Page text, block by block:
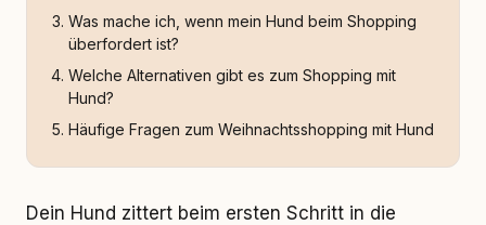
Was mache ich, wenn mein Hund beim Shopping
überfordert ist?
Welche Alternativen gibt es zum Shopping mit
Hund?
Häufige Fragen zum Weihnachtsshopping mit Hund
Dein Hund zittert beim ersten Schritt in die